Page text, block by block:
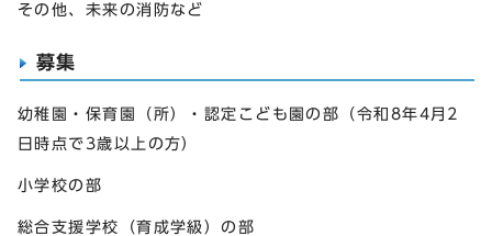
その他、未来の消防など
募集
幼稚園・保育園（所）・認定こども園の部（令和8年4月2
日時点で3歳以上の方）
小学校の部
総合支援学校（育成学級）の部